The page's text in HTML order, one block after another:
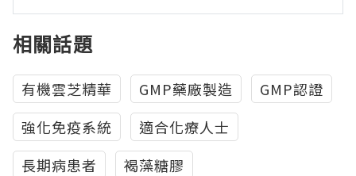
相關話題
有機雲芝精華 GMP藥廠製造
GMP認證
強化免疫系統
適合化療人士
長期病患者
褐藻糖膠